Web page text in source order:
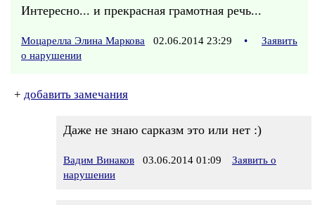
Интересно... и прекрасная грамотная речь...
Моцарелла Элина Маркова 02.06.2014 23:29 •
Заявить
о нарушении
+ добавить замечания
Даже не знаю сарказм это или нет :)
Вадим Винаков 03.06.2014 01:09
Заявить о
нарушении